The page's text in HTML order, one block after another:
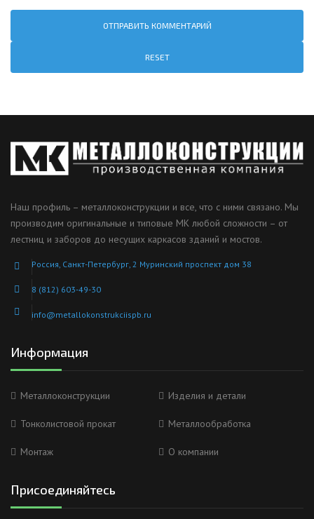
RESET
Наш профиль – металлоконструкции и все, что с ними связано. Мы
производим оригинальные и типовые МК любой сложности – от
лестниц и заборов до несущих каркасов зданий и мостов.
Россия, Санкт-Петербург, 2 Муринский проспект дом 38
8 (812) 603-49-30
info@metallokonstrukciispb.ru
Информация
Металлоконструкции Изделия и детали
Тонколистовой прокат Металлообработка
Монтаж О компании
Присоединяйтесь